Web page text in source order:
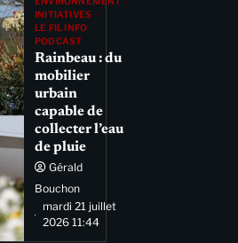
INITIATIVES
LE FIL INFO
PODCAST
Rainbeau : du
mobilier
urbain
capable de
collecter l’eau
de pluie
Gérald
Bouchon
mardi 21 juillet
2026 11:44